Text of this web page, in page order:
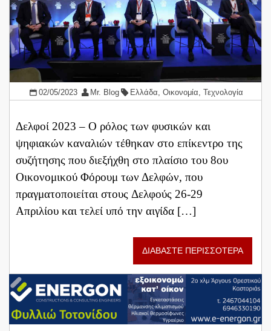
02/05/2023 Mr. Blog Ελλάδα ,Οικονομία ,Τεχνολογία
Δελφοί 2023 – Ο ρόλος των φυσικών και
ψηφιακών καναλιών τέθηκαν στο επίκεντρο της
συζήτησης που διεξήχθη στο πλαίσιο του 8ου
Οικονομικού Φόρουμ των Δελφών, που
πραγματοποιείται στους Δελφούς 26-29
Απριλίου και τελεί υπό την αιγίδα […]
ΔΙΑΒΑΣΤΕ ΠΕΡΙΣΣΟΤΕΡΑ